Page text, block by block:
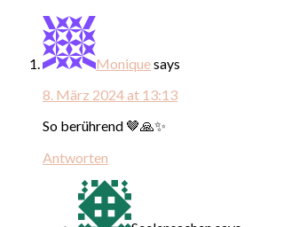
Moniquesays
8. März 2024 at 13:13
So berührend 🤎🙏✨
Antworten